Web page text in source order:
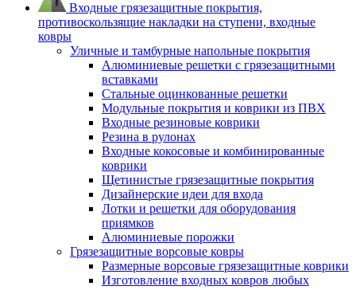
Входные грязезащитные покрытия,
противоскользящие накладки на ступени, входные
ковры
Уличные и тамбурные напольные покрытия
Алюминиевые решетки с грязезащитными
вставками
Стальные оцинкованные решетки
Модульные покрытия и коврики из ПВХ
Входные резиновые коврики
Резина в рулонах
Входные кокосовые и комбинированные
коврики
Щетинистые грязезащитные покрытия
Дизайнерские идеи для входа
Лотки и решетки для оборудования
приямков
Алюминиевые порожки
Грязезащитные ворсовые ковры
Размерные ворсовые грязезащитные коврики
Изготовление входных ковров любых